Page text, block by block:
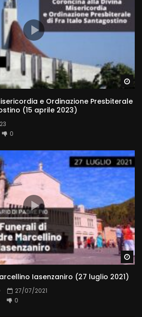
e Ordinazione Presbiterale
(15 aprile 2023)
0
Iasenzaniro (27 luglio 2021)
27/07/2021
0